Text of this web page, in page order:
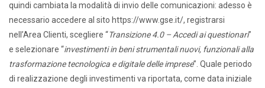
quindi cambiata la modalità di invio delle comunicazioni: adesso è
necessario accedere al sito https://www.gse.it/, registrarsi
nell’Area Clienti, scegliere “Transizione 4.0 – Accedi ai questionari”
e selezionare “investimenti in beni strumentali nuovi, funzionali alla
trasformazione tecnologica e digitale delle imprese”. Quale periodo
di realizzazione degli investimenti va riportata, come data iniziale